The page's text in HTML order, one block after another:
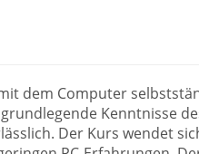
dem Computer
Kenntnisse
Der Kurs wendet